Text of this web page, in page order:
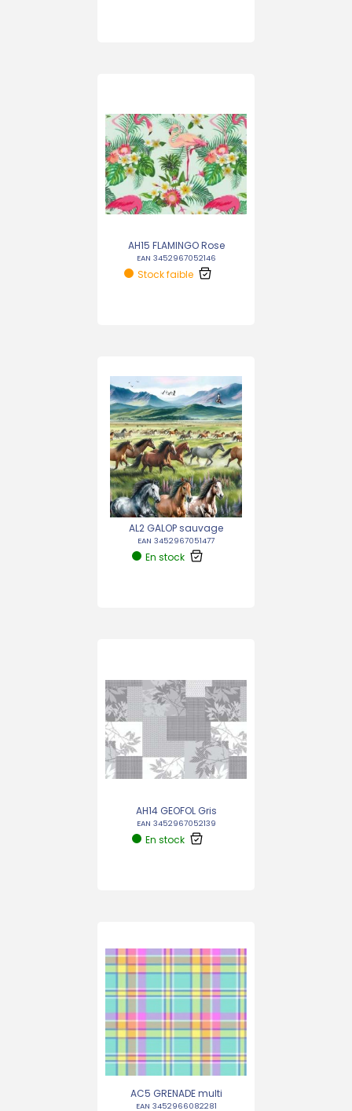
AH15 FLAMINGO Rose
EAN 3452967052146
Stock faible
AL2 GALOP sauvage
EAN 3452967051477
En stock
AH14 GEOFOL Gris
EAN 3452967052139
En stock
AC5 GRENADE multi
EAN 3452966082281